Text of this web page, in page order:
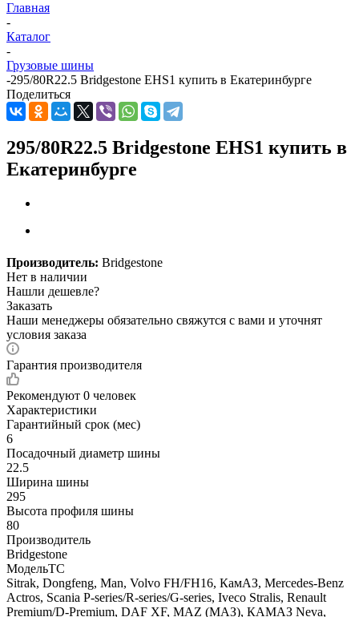
Главная
-
Каталог
-
Грузовые шины
-295/80R22.5 Bridgestone EHS1 купить в Екатеринбурге
Поделиться
295/80R22.5 Bridgestone EHS1 купить в
Екатеринбурге
Производитель: Bridgestone
Нет в наличии
Нашли дешевле?
Заказать
Наши менеджеры обязательно свяжутся с вами и уточнят
условия заказа
Гарантия производителя
Рекомендуют 0 человек
Характеристики
Гарантийный срок (мес)
6
Посадочный диаметр шины
22.5
Ширина шины
295
Высота профиля шины
80
Производитель
Bridgestone
МодельТС
Sitrak, Dongfeng, Man, Volvo FH/FH16, КамАЗ, Mercedes-Benz
Actros, Scania P-series/R-series/G-series, Iveco Stralis, Renault
Premium/D-Premium, DAF XF, MAZ (МАЗ), КАМАЗ Neva,